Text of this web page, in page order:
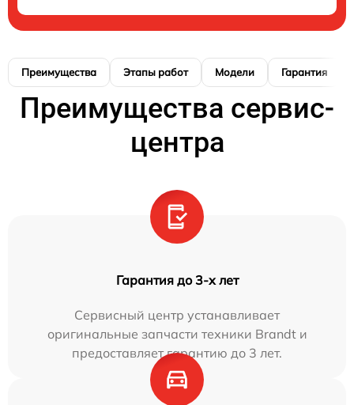
Преимущества Этапы работ Модели Гарантия
Преимущества сервис-
центра
Гарантия до 3-х лет
Сервисный центр устанавливает
оригинальные запчасти техники Brandt и
предоставляет гарантию до 3 лет.